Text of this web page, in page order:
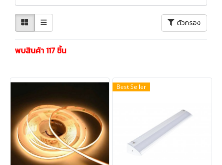
ตัวกรอง
พบสินค้า 117 ชิ้น
Best Seller